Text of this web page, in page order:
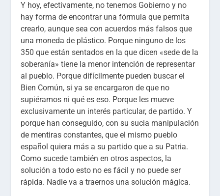
Y hoy, efectivamente, no tenemos Gobierno y no
hay forma de encontrar una fórmula que permita
crearlo, aunque sea con acuerdos más falsos que
una moneda de plástico. Porque ninguno de los
350 que están sentados en la que dicen «sede de la
soberanía» tiene la menor intención de representar
al pueblo. Porque difícilmente pueden buscar el
Bien Común, si ya se encargaron de que no
supiéramos ni qué es eso. Porque les mueve
exclusivamente un interés particular, de partido. Y
porque han conseguido, con su sucia manipulación
de mentiras constantes, que el mismo pueblo
español quiera más a su partido que a su Patria.
Como sucede también en otros aspectos, la
solución a todo esto no es fácil y no puede ser
rápida. Nadie va a traernos una solución mágica.